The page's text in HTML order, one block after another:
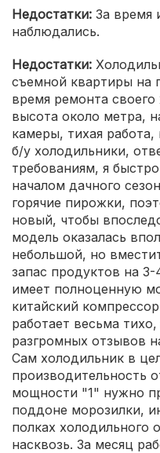
Недостатки: За время
наблюдались.
Недостатки:
съемной квартиры на
время ремонта
высота около метра,
камеры, тихая
б/у холодильники,
требованиям, я
началом дачного
горячие пирожки,
новый, чтобы
модель оказалась
небольшой, но
запас продуктов на
имеет полноценную
китайский
работает весьма
разгромных отзывов
Сам холодильник в
производительность
мощности "1" нужно
поддоне морозилки,
полках холодильного
насквозь. За месяц